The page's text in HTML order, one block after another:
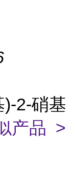
2-硝基
产品 >